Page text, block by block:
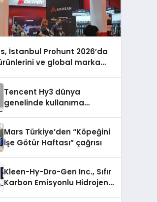
İstanbul Prohunt 2026’da
ve global marka
Tencent Hy3 dünya
genelinde kullanıma
Mars Türkiye’den “Köpeğini
İşe Götür Haftası” çağrısı
Kleen-Hy-Dro-Gen Inc., Sıfır
Karbon Emisyonlu Hidrojen